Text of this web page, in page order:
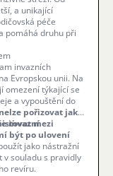
a unikající
péče
pomáhá druhu při
invazních
Evropskou unii. Na
omezení týkající se
a vypouštění do
pořizovat jako
mezi
invazní
být po ulovení
jako nástražní
v souladu s pravidly
revíru.